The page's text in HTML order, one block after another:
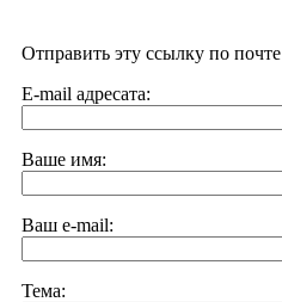
Отправить эту ссылку по почте
E-mail адресата:
Ваше имя:
Ваш e-mail:
Тема: